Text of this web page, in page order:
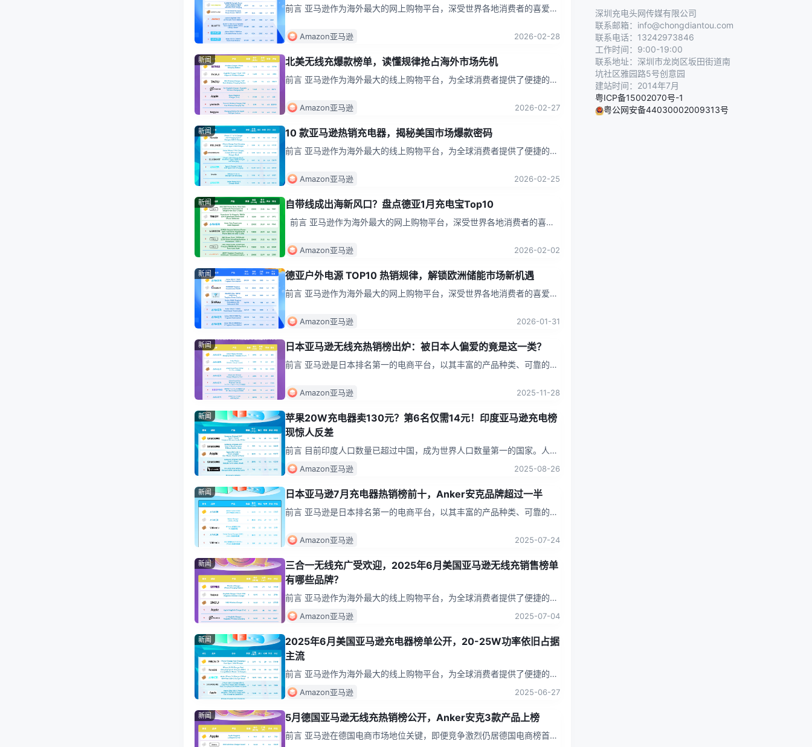
前言 亚马逊作为海外最大的网上购物平台，深受世界各地消费者的喜爱，
关于出 ...
Amazon亚马逊 2026-02-28
新闻 北美无线充爆款榜单，读懂规律抢占海外市场先机
前言 亚马逊作为海外最大的线上购物平台，为全球消费者提供了便捷的购
下，...
Amazon亚马逊 2026-02-27
新闻 10 款亚马逊热销充电器，揭秘美国市场爆款密码
前言 亚马逊作为海外最大的线上购物平台，为全球消费者提供了便捷的购
下，充 ...
Amazon亚马逊 2026-02-25
新闻 自带线成出海新风口？盘点德亚1月充电宝Top10
充电...
Amazon亚马逊 2026-02-02
新闻 德亚户外电源 TOP10 热销规律，解锁欧洲储能市场新机遇
前言 亚马逊作为海外最大的网上购物平台，深受世界各地消费者的喜爱，
头网...
Amazon亚马逊 2026-01-31
新闻 日本亚马逊无线充热销榜出炉：被日本人偏爱的竟是这一类？
前言 亚马逊是日本排名第一的电商平台，以其丰富的产品种类、可靠的产
物习...
Amazon亚马逊 2025-11-28
新闻
苹果20W充电器卖130元？第6名仅需14元！印度亚马逊充电榜
现惊人反差
前言 目前印度人口数量已超过中国，成为世界人口数量第一的国家。人口
众多意味着消费潜力大，印度还是全球第二大互联网市场，互联网普及程
度高。所...
Amazon亚马逊 2025-08-26
新闻 日本亚马逊7月充电器热销榜前十，Anker安克品牌超过一半
前言 亚马逊是日本排名第一的电商平台，以其丰富的产品种类、可靠的产
物习惯成...
Amazon亚马逊 2025-07-24
新闻
三合一无线充广受欢迎，2025年6月美国亚马逊无线充销售榜单
有哪些品牌？
前言 亚马逊作为海外最大的线上购物平台，为全球消费者提供了便捷的购
物体验。在这个庞大的电商平台上，充电产品是网购的热门品类之一。以
下，充电...
Amazon亚马逊 2025-07-04
新闻
2025年6月美国亚马逊充电器榜单公开，20-25W功率依旧占据
主流
前言 亚马逊作为海外最大的线上购物平台，为全球消费者提供了便捷的购
物体验。在这个庞大的电商平台上，充电产品是网购的热门品类之一。以
下，充电...
Amazon亚马逊 2025-06-27
新闻 5月德国亚马逊无线充热销榜公开，Anker安克3款产品上榜
前言 亚马逊在德国电商市场地位关键，即便竞争激烈仍居德国电商榜首。
深圳充电头网传媒有限公司
联系邮箱：info@chongdiantou.com
联系电话：13242973846
工作时间：9:00-19:00
联系地址：深圳市龙岗区坂田街道南
坑社区雅园路5号创意园
建站时间：2014年7月
粤ICP备15002070号-1
粤公网安备44030002009313号